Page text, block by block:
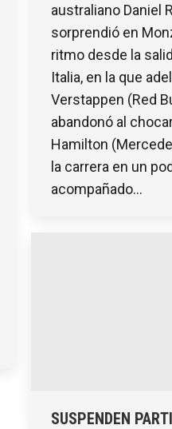
australiano Daniel
sorprendió en
ritmo desde la
Italia, en la que
Verstappen (Red
abandonó al
Hamilton
la carrera en un
acompañado…
SUSPENDEN